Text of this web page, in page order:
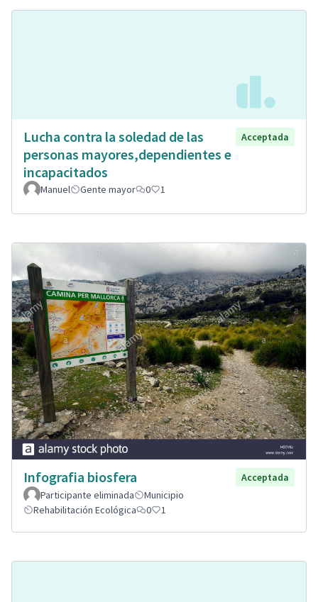
Lucha contra la soledad de las
personas mayores,dependientes e
incapacitados
Acceptada
Manuel Gente mayor 0 1
Infografia biosfera
Acceptada
Participante eliminada
Municipio
Rehabilitación Ecológica
0 1